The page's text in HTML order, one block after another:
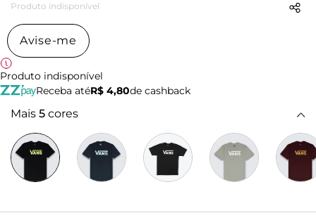
Produto indisponível
Avise-me
Produto indisponível
Receba atéR$ 4,80de cashback
Mais 5 cores